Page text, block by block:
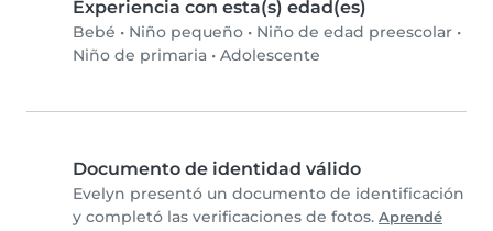
Experiencia con esta(s) edad(es)
Bebé • Niño pequeño • Niño de edad preescolar •
Niño de primaria • Adolescente
Documento de identidad válido
Evelyn presentó un documento de identificación
y completó las verificaciones de fotos. Aprendé